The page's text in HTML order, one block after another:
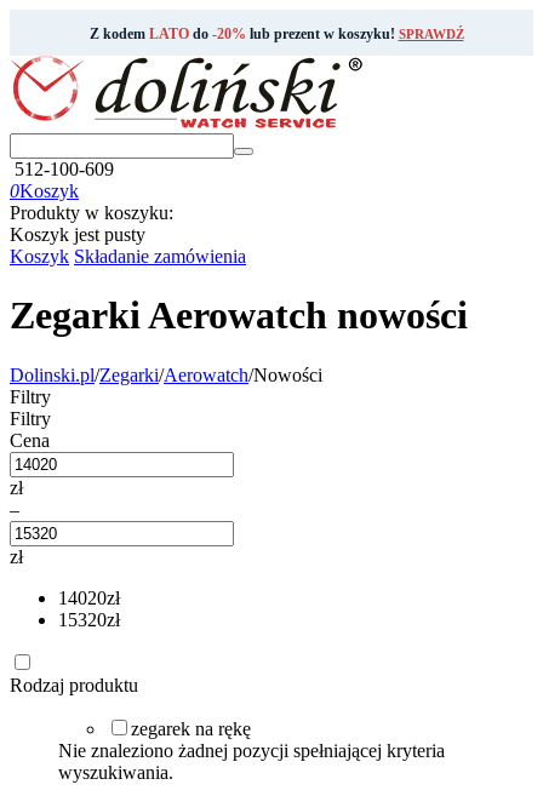
Z kodem LATOdo -20% lub prezent w koszyku! SPRAWDŹ
512-100-609
0Koszyk
Produkty w koszyku:
Koszyk jest pusty
Koszyk Składanie zamówienia
Zegarki Aerowatch nowości
Dolinski.pl/Zegarki/Aerowatch/Nowości
Filtry
Filtry
Cena
zł
–
zł
14020zł
15320zł
Rodzaj produktu
zegarek na rękę
Nie znaleziono żadnej pozycji spełniającej kryteria
wyszukiwania.